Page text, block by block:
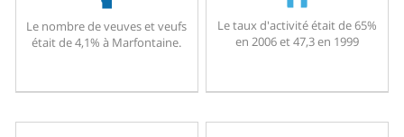
Le nombre de veuves et veufs
était de 4,1% à Marfontaine.
Le taux d'activité était de 65%
en 2006 et 47,3 en 1999